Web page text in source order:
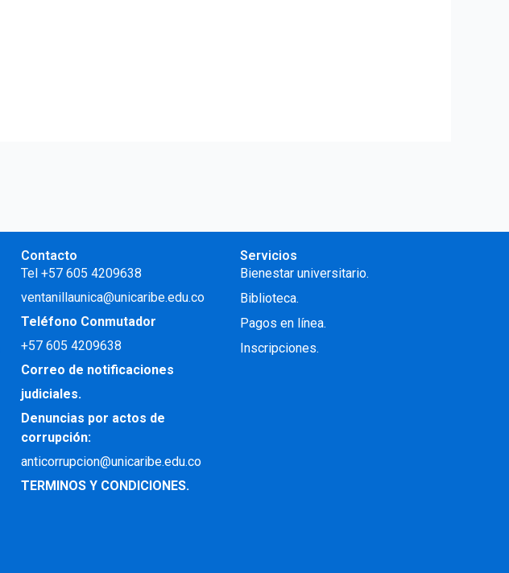
Contacto
Tel +57 605 4209638
ventanillaunica@unicaribe.edu.co
Teléfono Conmutador
+57605 4209638
Correo de notificaciones
judiciales.
Denuncias por actos de
corrupción:
anticorrupcion@unicaribe.edu.co
TERMINOS Y CONDICIONES.
Servicios
Bienestar universitario.
Biblioteca.
Pagos en línea.
Inscripciones.